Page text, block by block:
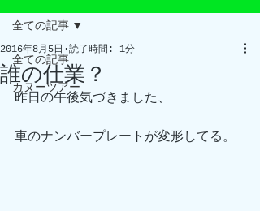
全ての記事
カヌーツアー
全ての記事
誰の仕業？
2016年8月5日 読了時間: 1分
昨日の午後気づきました、
車のナンバープレートが変形してる。